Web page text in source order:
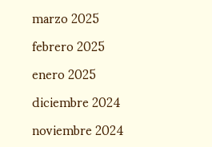
marzo 2025
febrero 2025
enero 2025
diciembre 2024
noviembre 2024